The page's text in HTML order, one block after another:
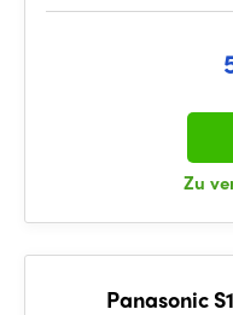
Zu
Panasonic